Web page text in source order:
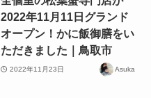
2022年11月11日グランド
オープン！かに飯御膳をい
ただきました｜鳥取市
2022年11月23日 Asuka